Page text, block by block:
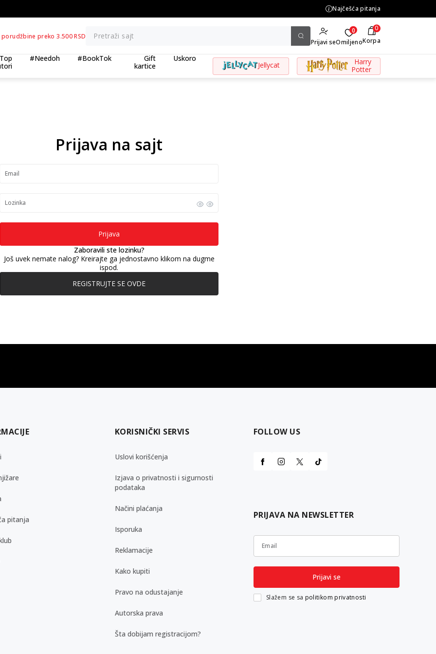
BESPLATNA ISPORUKA za porudžbine preko 3.500,00 din
Najčešća pitanja
porudžbine preko 3.500 RSD Pretraži sajt
Prijavi se
0
Omiljeno
0
Korpa
Top
#Needoh #BookTok
Gift
kartice
Uskoro
Jellycat
Harry
Potter
Prijava na sajt
Email
Lozinka
Prijava
Zaboravili ste lozinku?
Još uvek nemate nalog? Kreirajte ga jednostavno klikom na dugme
ispod.
REGISTRUJTE SE OVDE
pitanja
KORISNIČKI SERVIS
Uslovi korišćenja
Izjava o privatnosti i sigurnosti
podataka
Načini plaćanja
Isporuka
Reklamacije
Kako kupiti
Pravo na odustajanje
Autorska prava
Šta dobijam registracijom?
FOLLOW US
PRIJAVA NA NEWSLETTER
Email
Prijavi se
Slažem se sa politikom privatnosti